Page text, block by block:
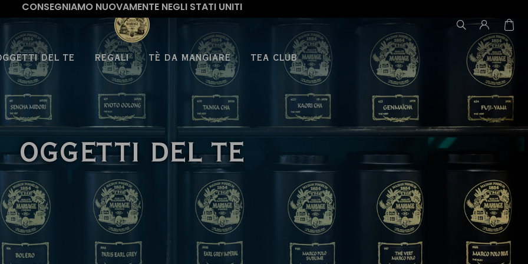
CONSEGNIAMO NUOVAMENTE NEGLI STATI UNITI
DEL TE REGALI TÈ DA MANGIARE TEA CLUB
OGGETTI DEL TE